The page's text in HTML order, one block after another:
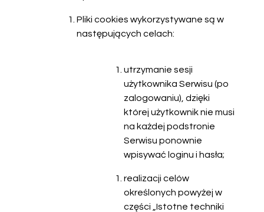
Pliki cookies wykorzystywane są w
następujących celach:
utrzymanie sesji
użytkownika Serwisu (po
zalogowaniu), dzięki
której użytkownik nie musi
na każdej podstronie
Serwisu ponownie
wpisywać loginu i hasła;
realizacji celów
określonych powyżej w
części „Istotne techniki